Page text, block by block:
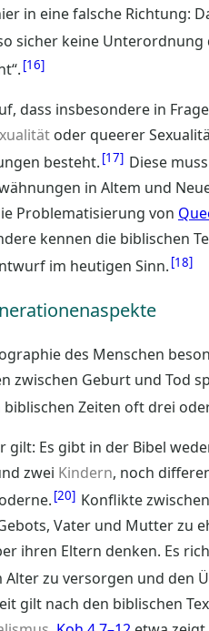
in eine falsche Richtung:
sicher keine Unterordnung
16
dass insbesondere in
oder queerer
besteht. 17
Diese
in Altem und
Problematisierung von
kennen die biblischen
im heutigen Sinn. 18
des Menschen
zwischen Geburt und Tod
biblischen Zeiten oft drei
gilt: Es gibt in der Bibel
zwei Kindern, noch
20 Konflikte zwischen
Vater und Mutter zu
ihren Eltern denken. Es
Alter zu versorgen und den
gilt nach den biblischen